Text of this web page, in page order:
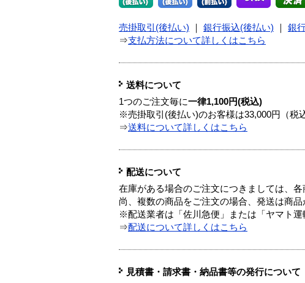
売掛取引(後払い) 銀行振込(後払い) 銀
⇒支払方法について詳しくはこちら
送料について
1つのご注文毎に一律1,100円(税込)
※売掛取引(後払い)のお客様は33,000円（税
⇒送料について詳しくはこちら
配送について
在庫がある場合のご注文につきましては、
尚、複数の商品をご注文の場合、発送は商
※配送業者は「佐川急便」または「ヤマト
⇒配送について詳しくはこちら
見積書・請求書・納品書等の発行について